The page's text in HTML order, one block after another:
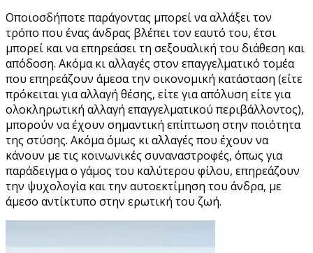
Οποιοσδήποτε παράγοντας μπορεί να αλλάξει τον
τρόπο που ένας άνδρας βλέπει τον εαυτό του, έτσι
μπορεί και να επηρεάσει τη σεξουαλική του διάθεση και
απόδοση. Ακόμα κι αλλαγές στον επαγγελματικό τομέα
που επηρεάζουν άμεσα την οικονομική κατάσταση (είτε
πρόκειται για αλλαγή θέσης, είτε για απόλυση είτε για
ολοκληρωτική αλλαγή επαγγελματικού περιβάλλοντος),
μπορούν να έχουν σημαντική επίπτωση στην ποιότητα
της στύσης. Ακόμα όμως κι αλλαγές που έχουν να
κάνουν με τις κοινωνικές συναναστροφές, όπως για
παράδειγμα ο γάμος του καλύτερου φίλου, επηρεάζουν
την ψυχολογία και την αυτοεκτίμηση του άνδρα, με
άμεσο αντίκτυπο στην ερωτική του ζωή.